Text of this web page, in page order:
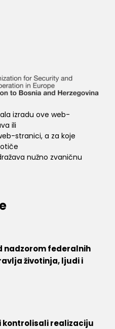
izradu ove web-
ili
stranici, a za koje
nužno zvaničnu
nadzorom federalnih
životinja, ljudi i
kontrolisali realizaciju